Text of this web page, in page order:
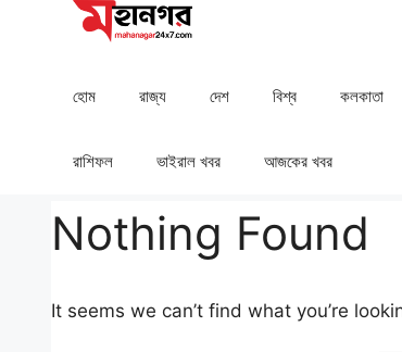
হোম রাজ্য দেশ ⁠বিশ্ব কলকাতা
রাশিফল ⁠⁠ভাইরাল খবর আজকের খবর
Nothing Found
It seems we can’t find what you’re